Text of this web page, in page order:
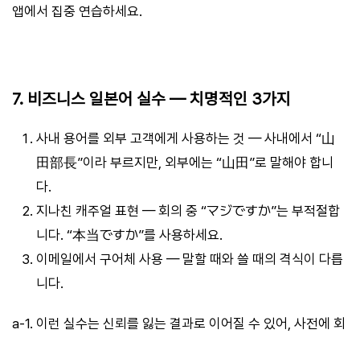
앱에서 집중 연습하세요.
7. 비즈니스 일본어 실수 — 치명적인 3가지
사내 용어를 외부 고객에게 사용하는 것 — 사내에서 “山
田部長”이라 부르지만, 외부에는 “山田”로 말해야 합니
다.
지나친 캐주얼 표현 — 회의 중 “マジですか”는 부적절합
니다. “本当ですか”를 사용하세요.
이메일에서 구어체 사용 — 말할 때와 쓸 때의 격식이 다릅
니다.
a-1. 이런 실수는 신뢰를 잃는 결과로 이어질 수 있어, 사전에 회